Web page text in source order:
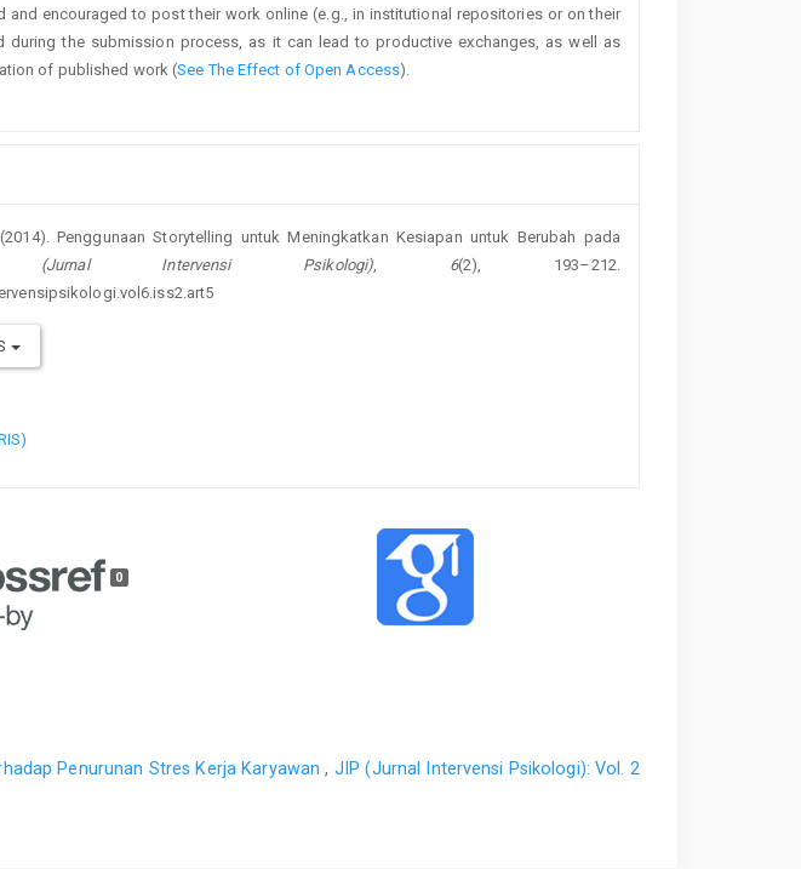
and encouraged to post their work online (e.g., in institutional repositories or on their
during the submission process, as it can lead to productive exchanges, as well as
of published work (See The Effect of Open Access).
Penggunaan Storytelling untuk Meningkatkan Kesiapan untuk Berubah pada
Intervensi Psikologi), 6(2), 193–212.
0
Penurunan Stres Kerja Karyawan, JIP (Jurnal Intervensi Psikologi): Vol. 2